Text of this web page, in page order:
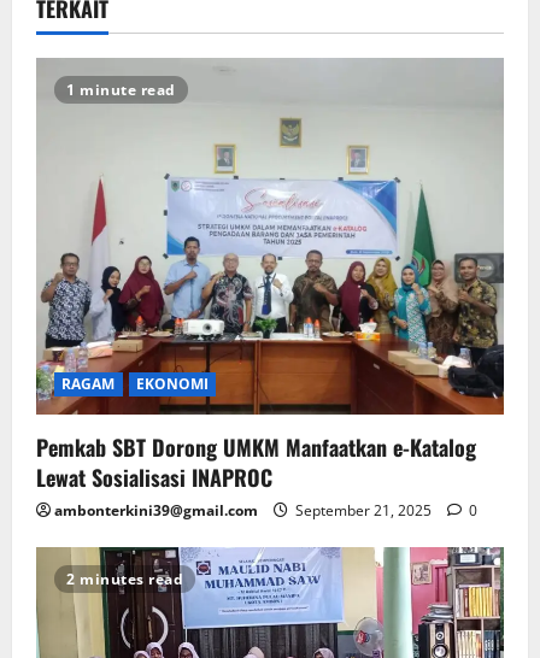
TERKAIT
1 minute read
RAGAM EKONOMI
Pemkab SBT Dorong UMKM Manfaatkan e-Katalog
Lewat Sosialisasi INAPROC
ambonterkini39@gmail.com September 21, 2025 0
2 minutes read